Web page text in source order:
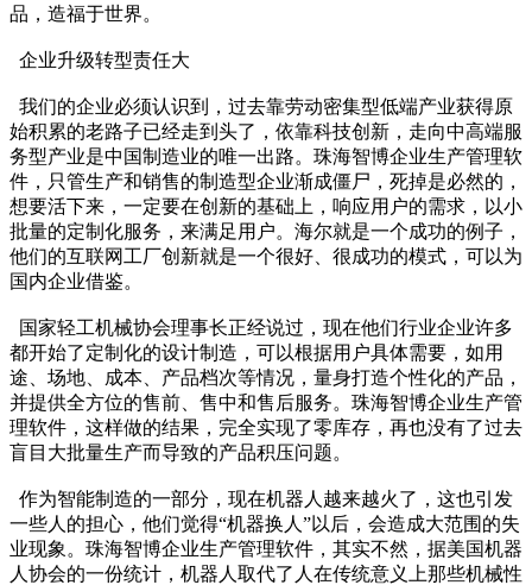
品，造福于世界。
企业升级转型责任大
我们的企业必须认识到，过去靠劳动密集型低端产业获得原
始积累的老路子已经走到头了，依靠科技创新，走向中高端服
务型产业是中国制造业的唯一出路。珠海智博企业生产管理软
件，只管生产和销售的制造型企业渐成僵尸，死掉是必然的，
想要活下来，一定要在创新的基础上，响应用户的需求，以小
批量的定制化服务，来满足用户。海尔就是一个成功的例子，
他们的互联网工厂创新就是一个很好、很成功的模式，可以为
国内企业借鉴。
国家轻工机械协会理事长正经说过，现在他们行业企业许多
都开始了定制化的设计制造，可以根据用户具体需要，如用
途、场地、成本、产品档次等情况，量身打造个性化的产品，
并提供全方位的售前、售中和售后服务。珠海智博企业生产管
理软件，这样做的结果，完全实现了零库存，再也没有了过去
盲目大批量生产而导致的产品积压问题。
作为智能制造的一部分，现在机器人越来越火了，这也引发
一些人的担心，他们觉得“机器换人”以后，会造成大范围的失
业现象。珠海智博企业生产管理软件，其实不然，据美国机器
人协会的一份统计，机器人取代了人在传统意义上那些机械性